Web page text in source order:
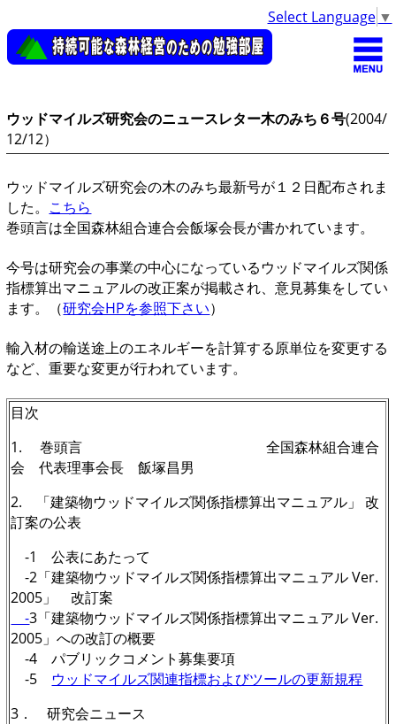
Select Language ▼
ウッドマイルズ研究会のニュースレター木のみち６号(2004/
12/12）
ウッドマイルズ研究会の木のみち最新号が１２日配布されま
した。 こちら
巻頭言は全国森林組合連合会飯塚会長が書かれています。
今号は研究会の事業の中心になっているウッドマイルズ関係
指標算出マニュアルの改正案が掲載され、意見募集をしてい
ます。（研究会HPを参照下さい）
輸入材の輸送途上のエネルギーを計算する原単位を変更する
など、重要な変更が行われています。
目次
1. 巻頭言 全国森林組合連合
会 代表理事会長 飯塚昌男
2. 「建築物ウッドマイルズ関係指標算出マニュアル」 改
訂案の公表
-1 公表にあたって
-2「建築物ウッドマイルズ関係指標算出マニュアル Ver.
2005」 改訂案
-3「建築物ウッドマイルズ関係指標算出マニュアル Ver.
2005」への改訂の概要
-4 パブリックコメント募集要項
-5 ウッドマイルズ関連指標およびツールの更新規程
3． 研究会ニュース